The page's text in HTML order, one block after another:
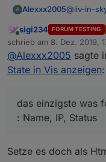
A Alexxx2005@liv-in-
jawohl
das
aber das
Online
sigi234 FORUM TESTING
schrieb am 8. Dez. 2019,
zuletzt editiert von
@Alexxx2005 sagte
State in Vis anzeigen:
das einzigste was
: Name, IP, Status
Setze es doch als